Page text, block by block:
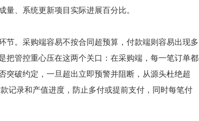
、系统更新项目实际进展百分比。
。采购端容易不按合同超预算，付款端则容易出现多
管控重心压在这两个关口：在采购端，每一笔订单都
破约定，一旦超出立即预警并阻断，从源头杜绝超
记录和产值进度，防止多付或提前支付，同时每笔付